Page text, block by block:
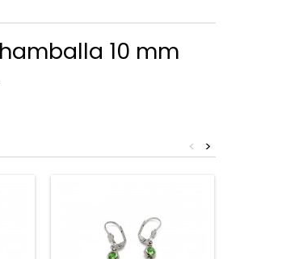
10 mm
>
<